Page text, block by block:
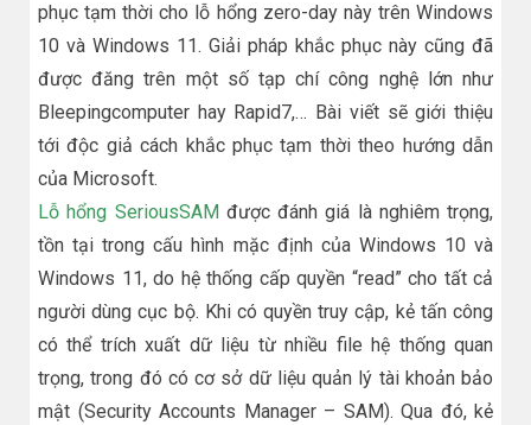
phục tạm thời cho lỗ hổng zero-day này trên Windows
10 và Windows 11. Giải pháp khắc phục này cũng đã
được đăng trên một số tạp chí công nghệ lớn như
Bleepingcomputer hay Rapid7,… Bài viết sẽ giới thiệu
tới độc giả cách khắc phục tạm thời theo hướng dẫn
của Microsoft.
Lỗ hổng SeriousSAM được đánh giá là nghiêm trọng,
tồn tại trong cấu hình mặc định của Windows 10 và
Windows 11, do hệ thống cấp quyền “read” cho tất cả
người dùng cục bộ. Khi có quyền truy cập, kẻ tấn công
có thể trích xuất dữ liệu từ nhiều file hệ thống quan
trọng, trong đó có cơ sở dữ liệu quản lý tài khoản bảo
mật (Security Accounts Manager – SAM). Qua đó, kẻ